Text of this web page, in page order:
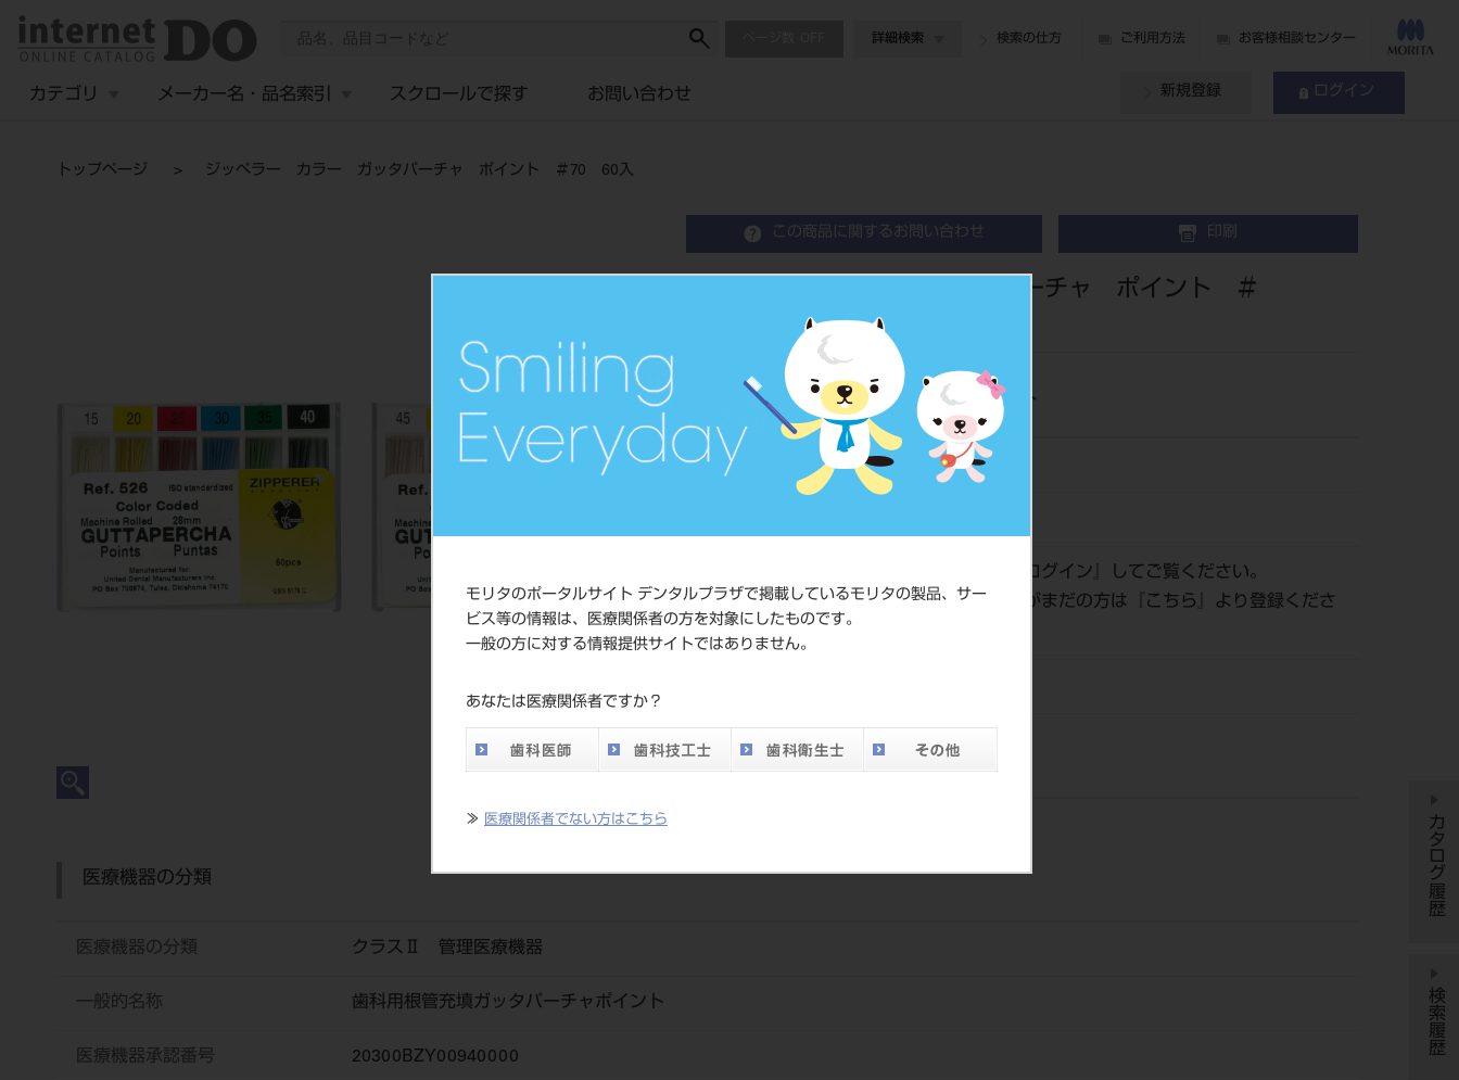
モリタのポータルサイト デンタルプラザで掲載しているモリタの製品、サー
ビス等の情報は、医療関係者の方を対象にしたものです。
一般の方に対する情報提供サイトではありません。
あなたは医療関係者ですか？
≫ 医療関係者でない方はこちら
詳細検索 検索の仕方 ご利用方法 お客様相談センター
カテゴリ メーカー名・品名索引 スクロールで探す お問い合わせ 新規登録 ログイン
トップページ ジッペラー カラー ガッタパーチャ ポイント ＃70 60入
この商品に関するお問い合わせ 印刷
ジッペラー カラー ガッタパーチャ ポイント ＃
Gutta Percha Color Coded Cassette
歯科用根管充填ガッタパーチャポイント
品目コード 20651017970
標準価格
ログイン 』してご覧ください。
ネット会員登録がまだの方は『
こちら
』より登録くださ
DO vol.26 掲載ペー
ジ
310
医療機器の分類
医療機器の分類 クラスⅡ 管理医療機器
一般的名称 歯科用根管充填ガッタパーチャポイント
医療機器承認番号 20300BZY00940000
カタログ履歴
検索履歴